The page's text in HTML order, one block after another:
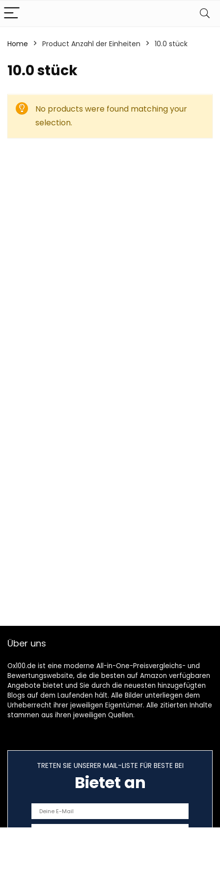
Home Product Anzahl der Einheiten ‎10.0 stück
‎10.0 stück
No products were found matching your
selection.
Über uns
Ox100.de ist eine moderne All-in-One-Preisvergleichs- und
Bewertungswebsite, die die besten auf Amazon verfügbaren
Angebote bietet und Sie durch die neuesten hinzugefügten
Blogs auf dem Laufenden hält. Alle Bilder unterliegen dem
Urheberrecht ihrer jeweiligen Eigentümer. Alle zitierten Inhalte
stammen aus ihren jeweiligen Quellen.
TRETEN SIE UNSERER MAIL-LISTE FÜR BESTE BEI
Bietet an